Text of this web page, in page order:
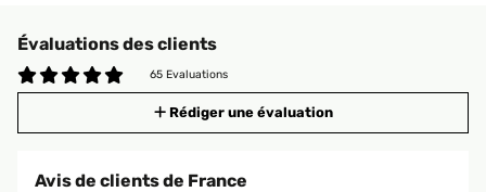
Évaluations des clients
65 Evaluations
Rédiger une évaluation
Avis de clients de France